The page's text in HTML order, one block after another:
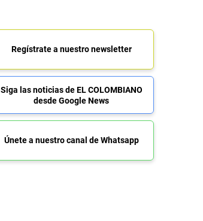
Regístrate a nuestro newsletter
Siga las noticias de EL COLOMBIANO
desde Google News
Únete a nuestro canal de Whatsapp